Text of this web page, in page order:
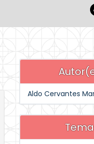
Aldo Cervantes